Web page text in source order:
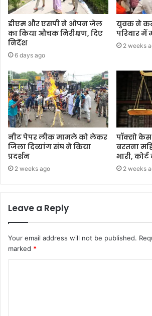
डीएम और एसपी ने ओपन जेल
का किया औचक निरीक्षण, दिए
निर्देश
6 days ago
युवक ने
परिवार में
2 weeks
नीट पेपर लीक मामले को लेकर
जिला दिव्यांग संघ ने किया
प्रदर्शन
2 weeks ago
पॉक्सो केस
बरतना
भारी,
2 weeks
Leave a Reply
Your email address will not be published.
marked *